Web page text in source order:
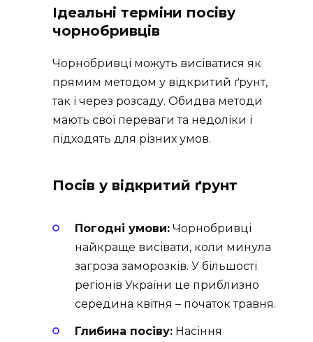
Ідеальні терміни посіву
чорнобривців
Чорнобривці можуть висіватися як
прямим методом у відкритий ґрунт,
так і через розсаду. Обидва методи
мають свої переваги та недоліки і
підходять для різних умов.
Посів у відкритий ґрунт
Погодні умови: Чорнобривці
найкраще висівати, коли минула
загроза заморозків. У більшості
регіонів України це приблизно
середина квітня – початок травня.
Глибина посіву: Насіння